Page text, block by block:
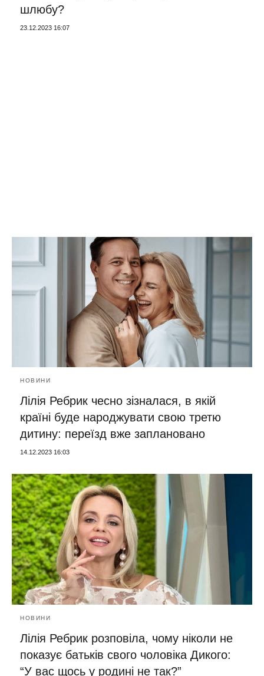
шлюбу?
23.12.2023 16:07
НОВИНИ
Лілія Ребрик чесно зізналася, в якій
країні буде народжувати свою третю
дитину: переїзд вже заплановано
14.12.2023 16:03
НОВИНИ
Лілія Ребрик розповіла, чому ніколи не
показує батьків свого чоловіка Дикого:
“У вас щось у родині не так?”